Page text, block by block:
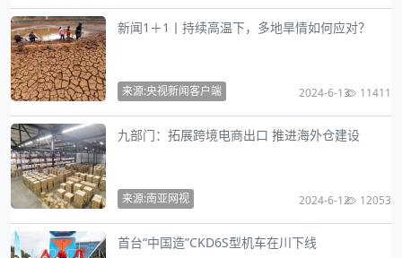
新闻1＋1丨持续高温下，多地旱情如何应对？
来源:央视新闻客户端 2024-6-13 11411
九部门：拓展跨境电商出口 推进海外仓建设
来源:南亚网视 2024-6-12 12053
首台“中国造”CKD6S型机车在川下线